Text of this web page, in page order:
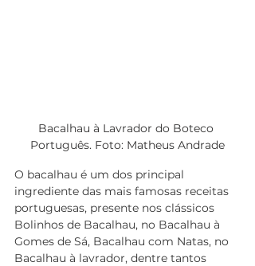
Bacalhau à Lavrador do Boteco
Português. Foto: Matheus Andrade
O bacalhau é um dos principal
ingrediente das mais famosas receitas
portuguesas, presente nos clássicos
Bolinhos de Bacalhau, no Bacalhau à
Gomes de Sá, Bacalhau com Natas, no
Bacalhau à lavrador, dentre tantos